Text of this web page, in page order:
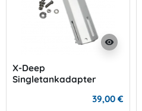
visibility
X-Deep
Singletankadapter
39,00 €